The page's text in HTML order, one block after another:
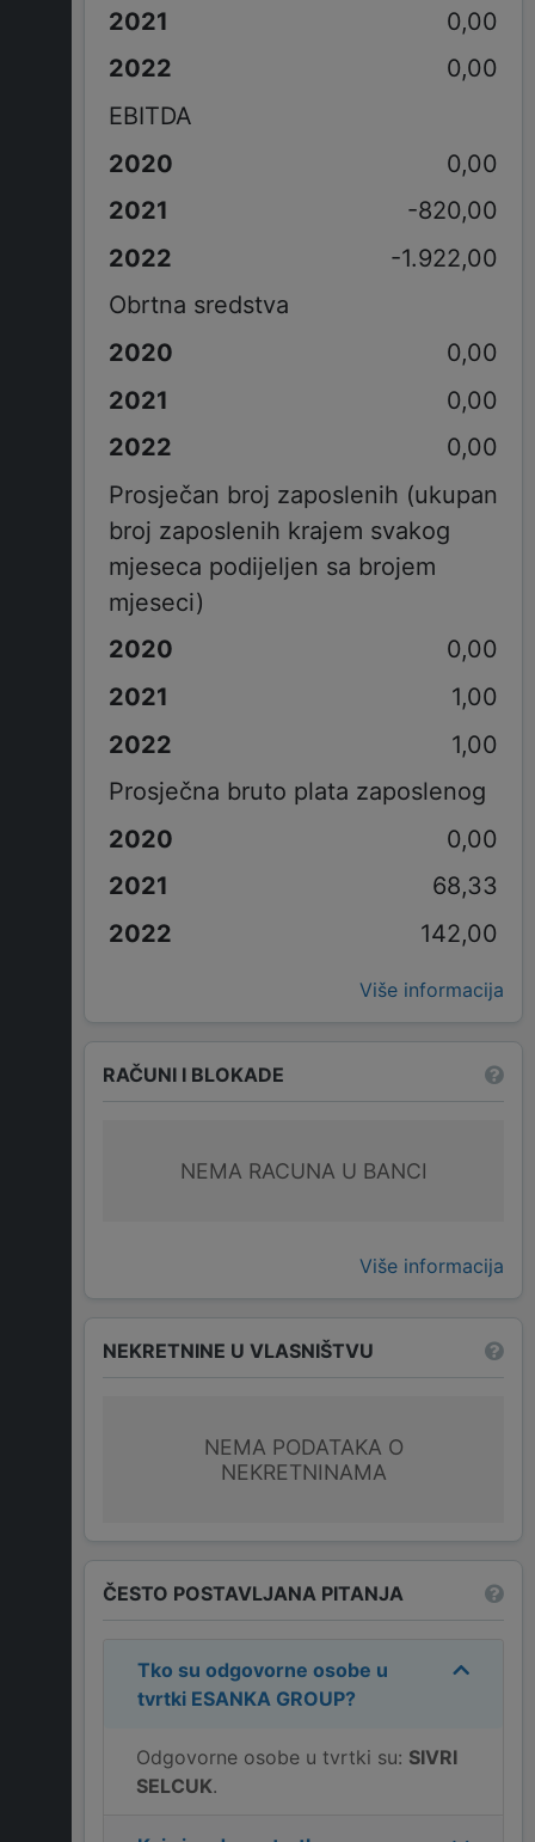
0,00
0,00
EBITDA
0,00
-820,00
-1.922,00
Obrtna sredstva
0,00
0,00
0,00
Prosječan broj zaposlenih (ukupan
broj zaposlenih krajem svakog
mjeseca podijeljen sa brojem
mjeseci)
0,00
1,00
1,00
Prosječna bruto plata zaposlenog
0,00
68,33
142,00
Više informacija
RAČUNI I BLOKADE
NEMA RACUNA U BANCI
Više informacija
NEKRETNINE U VLASNIŠTVU
NEMA PODATAKA O
NEKRETNINAMA
ČESTO POSTAVLJANA PITANJA
Tko su odgovorne osobe u
tvrtki ESANKA GROUP?
Odgovorne osobe u tvrtki su: SIVRI
SELCUK.